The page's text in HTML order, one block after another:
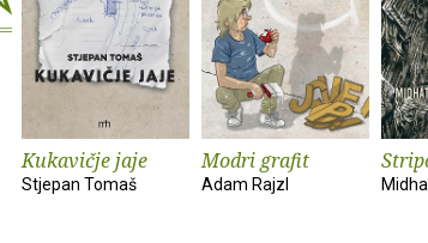
Kukavičje jaje
Stjepan Tomaš
Modri grafit
Adam Rajzl